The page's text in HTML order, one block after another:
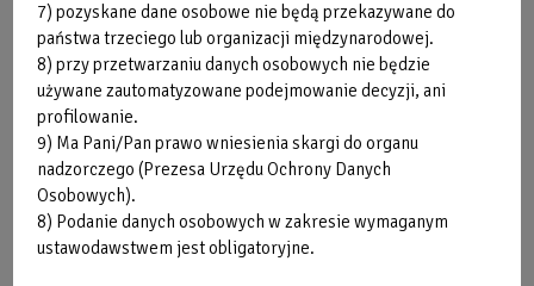
Referencja
do
segmentu
2025-08-13
Cennik Redukcja cellulitu
falą uderzeniową
Obraz
bez
opisu
7) pozyskane dane osobowe nie będą przekazywane do
państwa trzeciego lub organizacji międzynarodowej.
8) przy przetwarzaniu danych osobowych nie będzie
używane zautomatyzowane podejmowanie decyzji, ani
profilowanie.
9) Ma Pani/Pan prawo wniesienia skargi do organu
nadzorczego (Prezesa Urzędu Ochrony Danych
Osobowych).
8) Podanie danych osobowych w zakresie wymaganym
ustawodawstwem jest obligatoryjne.